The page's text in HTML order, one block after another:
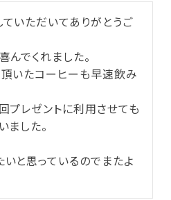
いただいてありがとうご
んでくれました。
いたコーヒーも早速飲み
プレゼントに利用させても
ました。
と思っているのでまたよ